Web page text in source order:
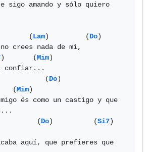
sigo amando y sólo quiero
(Lam)         (Do)
crees nada de mi,
)       (Mim)
confiar...
(Do)
(Mim)
és como un castigo y que
(Do)          (Si7)
aquí, que prefieres que